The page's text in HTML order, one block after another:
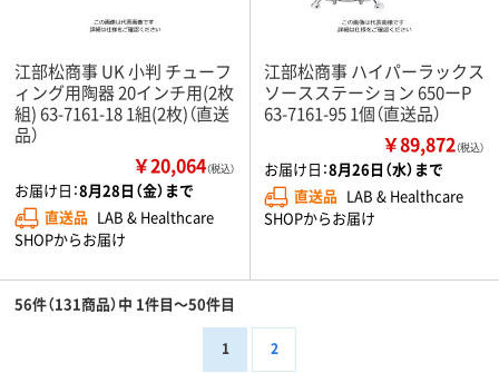
江部松商事 UK 小判 チューフ
ィング用陶器 20インチ用(2枚
組) 63-7161-18 1組(2枚)（直送
品）
￥20,064（税込）
お届け日：8月28日（金）まで
直送品 LAB & Healthcare
SHOPからお届け
江部松商事 ハイパーラックス
ソースステーション 650ーP
63-7161-95 1個（直送品）
￥89,872（税込）
お届け日：8月26日（水）まで
直送品 LAB & Healthcare
SHOPからお届け
56件（131商品）中 1件目～50件目
1 2